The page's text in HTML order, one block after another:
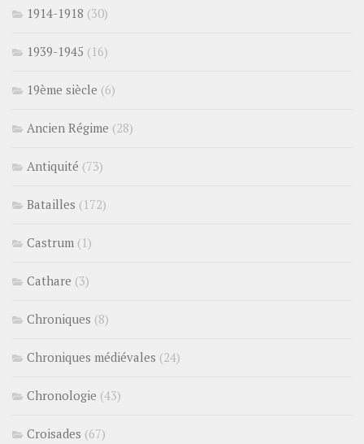
1914-1918 (30)
1939-1945 (16)
19ème siècle (6)
Ancien Régime (28)
Antiquité (73)
Batailles (172)
Castrum (1)
Cathare (3)
Chroniques (8)
Chroniques médiévales (24)
Chronologie (43)
Croisades (67)